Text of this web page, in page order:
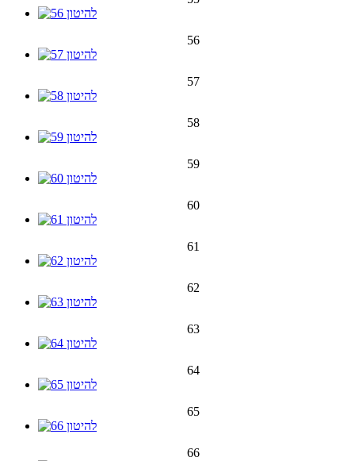
56
57
58
59
60
61
62
63
64
65
66